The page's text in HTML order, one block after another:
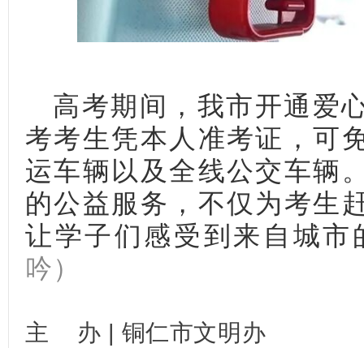
高考期间，我市开通爱
考考生凭本人准考证，可
运车辆以及全线公交车辆
的公益服务，不仅为考生
让学子们感受到来自城市
吟）
主 办 | 铜仁市文明办